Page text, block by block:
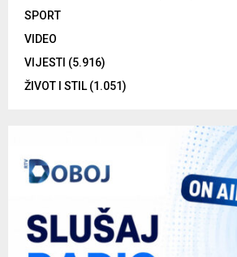
SPORT
VIDEO
VIJESTI (5.916)
ŽIVOT I STIL (1.051)